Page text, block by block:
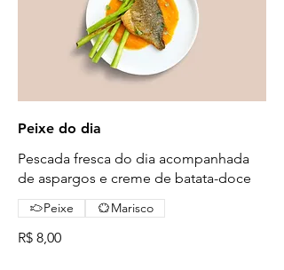
Peixe do dia
Pescada fresca do dia acompanhada
de aspargos e creme de batata-doce
R$ 8,00
Peixe Marisco